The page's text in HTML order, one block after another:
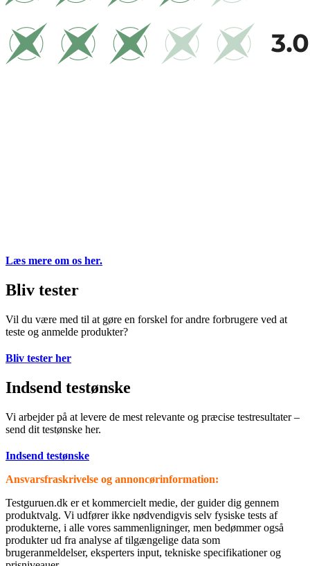
Læs mere om os her.
Bliv tester
Vil du være med til at gøre en forskel for andre forbrugere ved at
teste og anmelde produkter?
Bliv tester her
Indsend testønske
Vi arbejder på at levere de mest relevante og præcise testresultater –
send dit testønske her.
Indsend testønske
Ansvarsfraskrivelse og annoncørinformation:
⁦Testguruen.dk⁩ er et kommercielt medie, der guider dig gennem
produktvalg. Vi udfører ikke nødvendigvis selv fysiske tests af
produkterne, i alle vores sammenligninger, men bedømmer også
produkter ud fra analyse af tilgængelige data som
brugeranmeldelser, eksperters input, tekniske specifikationer og